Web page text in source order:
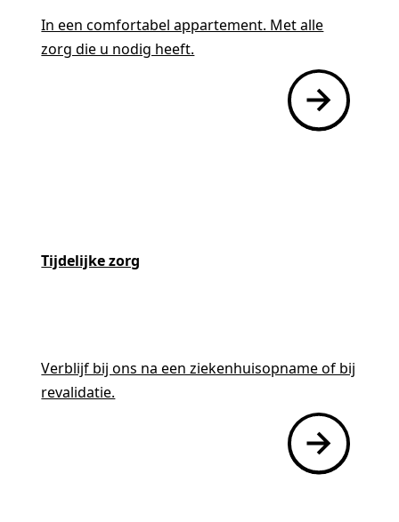
In een comfortabel appartement. Met alle
zorg die u nodig heeft.
Tijdelijke zorg
Verblijf bij ons na een ziekenhuisopname of bij
revalidatie.